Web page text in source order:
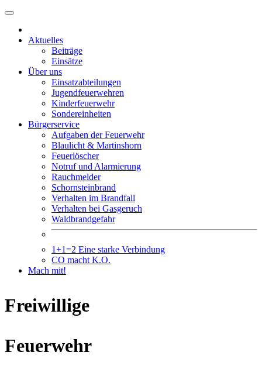
Weiter
Inhalt
Aktuelles
Beiträge
Einsätze
Über uns
Einsatzabteilungen
Jugendfeuerwehren
Kinderfeuerwehr
Sondereinheiten
Bürgerservice
Aufgaben der Feuerwehr
Blaulicht & Martinshorn
Feuerlöscher
Notruf und Alarmierung
Rauchmelder
Schornsteinbrand
Verhalten im Brandfall
Verhalten bei Gasgeruch
Waldbrandgefahr
1+1=2 Eine starke Verbindung
CO macht K.O.
Mach mit!
Freiwillige
Feuerwehr